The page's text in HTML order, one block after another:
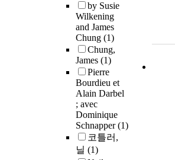
by Susie
Wilkening
and James
Chung (1)
Chung,
James (1)
Pierre
Bourdieu et
Alain Darbel
; avec
Dominique
Schnapper(1)
코틀러,
닐 (1)